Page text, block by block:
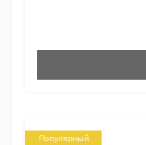
Популярный